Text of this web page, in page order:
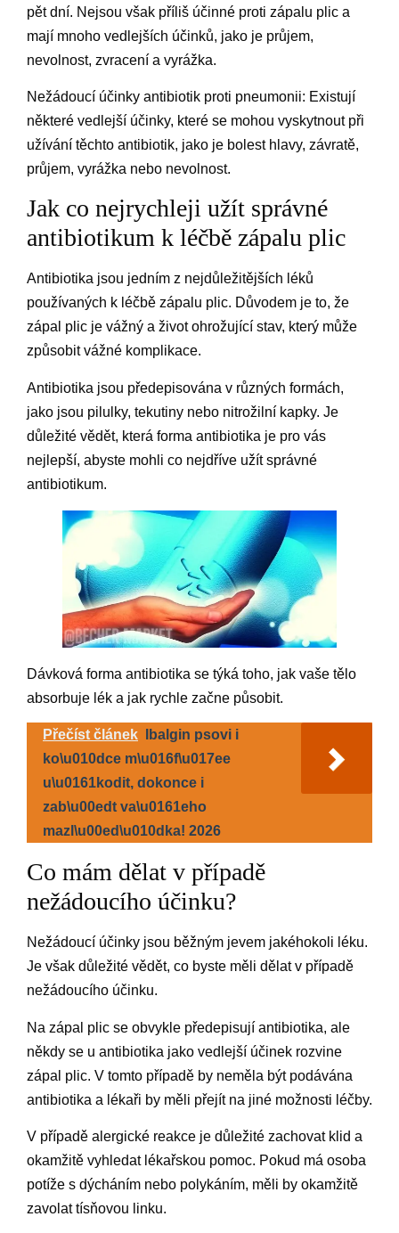
pět dní. Nejsou však příliš účinné proti zápalu plic a
mají mnoho vedlejších účinků, jako je průjem,
nevolnost, zvracení a vyrážka.
Nežádoucí účinky antibiotik proti pneumonii: Existují
některé vedlejší účinky, které se mohou vyskytnout při
užívání těchto antibiotik, jako je bolest hlavy, závratě,
průjem, vyrážka nebo nevolnost.
Jak co nejrychleji užít správné
antibiotikum k léčbě zápalu plic
Antibiotika jsou jedním z nejdůležitějších léků
používaných k léčbě zápalu plic. Důvodem je to, že
zápal plic je vážný a život ohrožující stav, který může
způsobit vážné komplikace.
Antibiotika jsou předepisována v různých formách,
jako jsou pilulky, tekutiny nebo nitrožilní kapky. Je
důležité vědět, která forma antibiotika je pro vás
nejlepší, abyste mohli co nejdříve užít správné
antibiotikum.
Dávková forma antibiotika se týká toho, jak vaše tělo
absorbuje lék a jak rychle začne působit.
Přečíst článek
Ibalgin psovi i
ko\u010dce m\u016f\u017ee
u\u0161kodit, dokonce i
zab\u00edt va\u0161eho
mazl\u00ed\u010dka! 2026
Co mám dělat v případě
nežádoucího účinku?
Nežádoucí účinky jsou běžným jevem jakéhokoli léku.
Je však důležité vědět, co byste měli dělat v případě
nežádoucího účinku.
Na zápal plic se obvykle předepisují antibiotika, ale
někdy se u antibiotika jako vedlejší účinek rozvine
zápal plic. V tomto případě by neměla být podávána
antibiotika a lékaři by měli přejít na jiné možnosti léčby.
V případě alergické reakce je důležité zachovat klid a
okamžitě vyhledat lékařskou pomoc. Pokud má osoba
potíže s dýcháním nebo polykáním, měli by okamžitě
zavolat tísňovou linku.